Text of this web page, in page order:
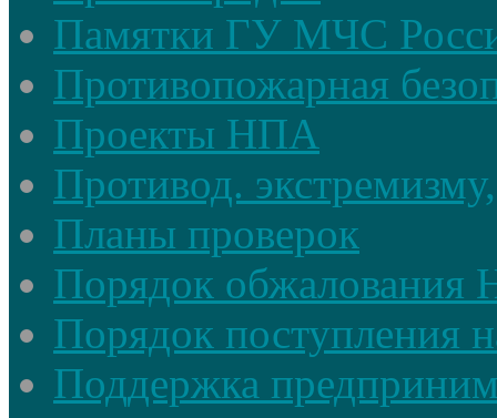
Памятки ГУ МЧС
Противопожарная
Проекты НПА
Противод.
Планы проверок
Порядок
Порядок поступления
Поддержка